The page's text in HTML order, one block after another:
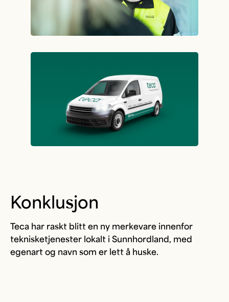
Konklusjon
Teca har raskt blitt en ny merkevare innenfor
teknisketjenester lokalt i Sunnhordland, med
egenart og navn som er lett å huske.